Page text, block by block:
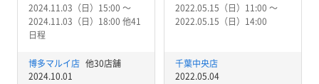
2024.11.03（日）15:00 〜
2024.11.03（日）18:00 他41
日程
博多マルイ店 他30店舗
2024.10.01
2022.05.15（日）11:00 〜
2022.05.15（日）14:00
千葉中央店
2022.05.04